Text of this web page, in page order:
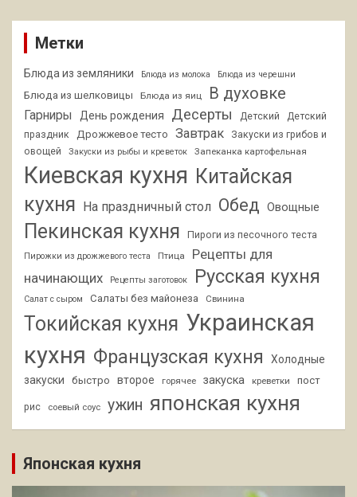
Метки
Блюда из земляники Блюда из молока Блюда из черешни
Блюда из шелковицы Блюда из яиц В духовке
Гарниры День рождения Десерты Детский
Детский
праздник
Дрожжевое тесто Завтрак
Закуски из грибов и
овощей
Закуски из рыбы и креветок Запеканка картофельная
Киевская кухня Китайская
кухня На праздничный стол Обед Овощные
Пекинская кухня Пироги из песочного теста
Пирожки из дрожжевого теста Птица
Рецепты для
начинающих
Рецепты заготовок Русская кухня
Салат с сыром Салаты без майонеза Свинина
Токийская кухня Украинская
кухня Французская кухня
Холодные
закуски
быстро второе горячее закуска креветки пост
рис соевый соус ужин японская кухня
Японская кухня